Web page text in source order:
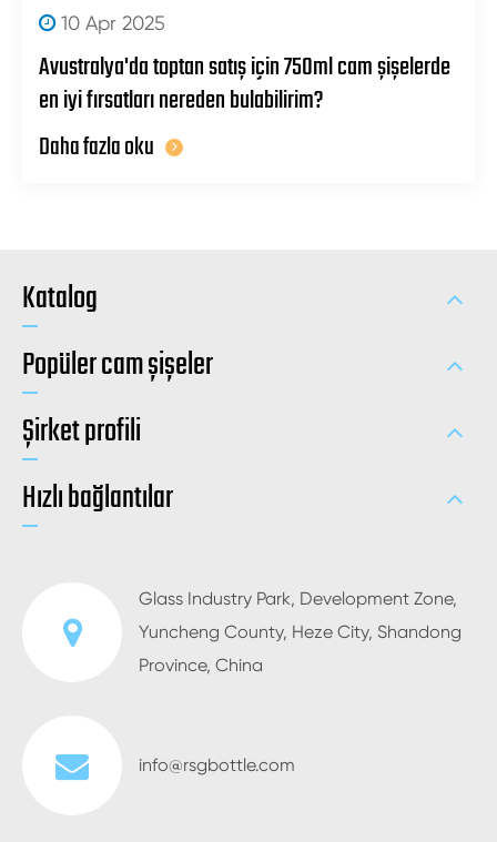
10 Apr 2025
Avustralya'da toptan satış için 750ml cam şişelerde
en iyi fırsatları nereden bulabilirim?
Daha fazla oku
Katalog
Popüler cam şişeler
Şirket profili
Hızlı bağlantılar
Glass Industry Park, Development Zone,
Yuncheng County, Heze City, Shandong
Province, China
info@rsgbottle.com